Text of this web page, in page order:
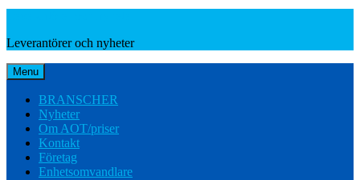
Leverantörer och nyheter
Menu
BRANSCHER
Nyheter
Om AOT/priser
Kontakt
Företag
Enhetsomvandlare